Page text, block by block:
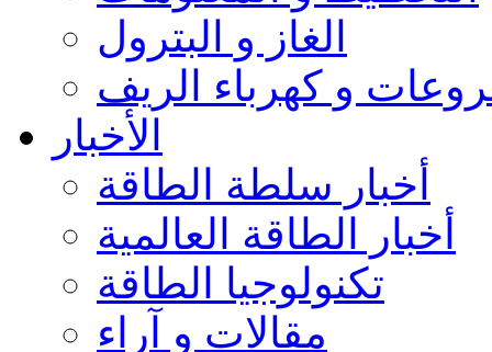
الغاز و البترول
و كهرباء الريف
الأخبار
أخبار سلطة الطاقة
أخبار الطاقة العالمية
تكنولوجيا الطاقة
مقالات و آراء